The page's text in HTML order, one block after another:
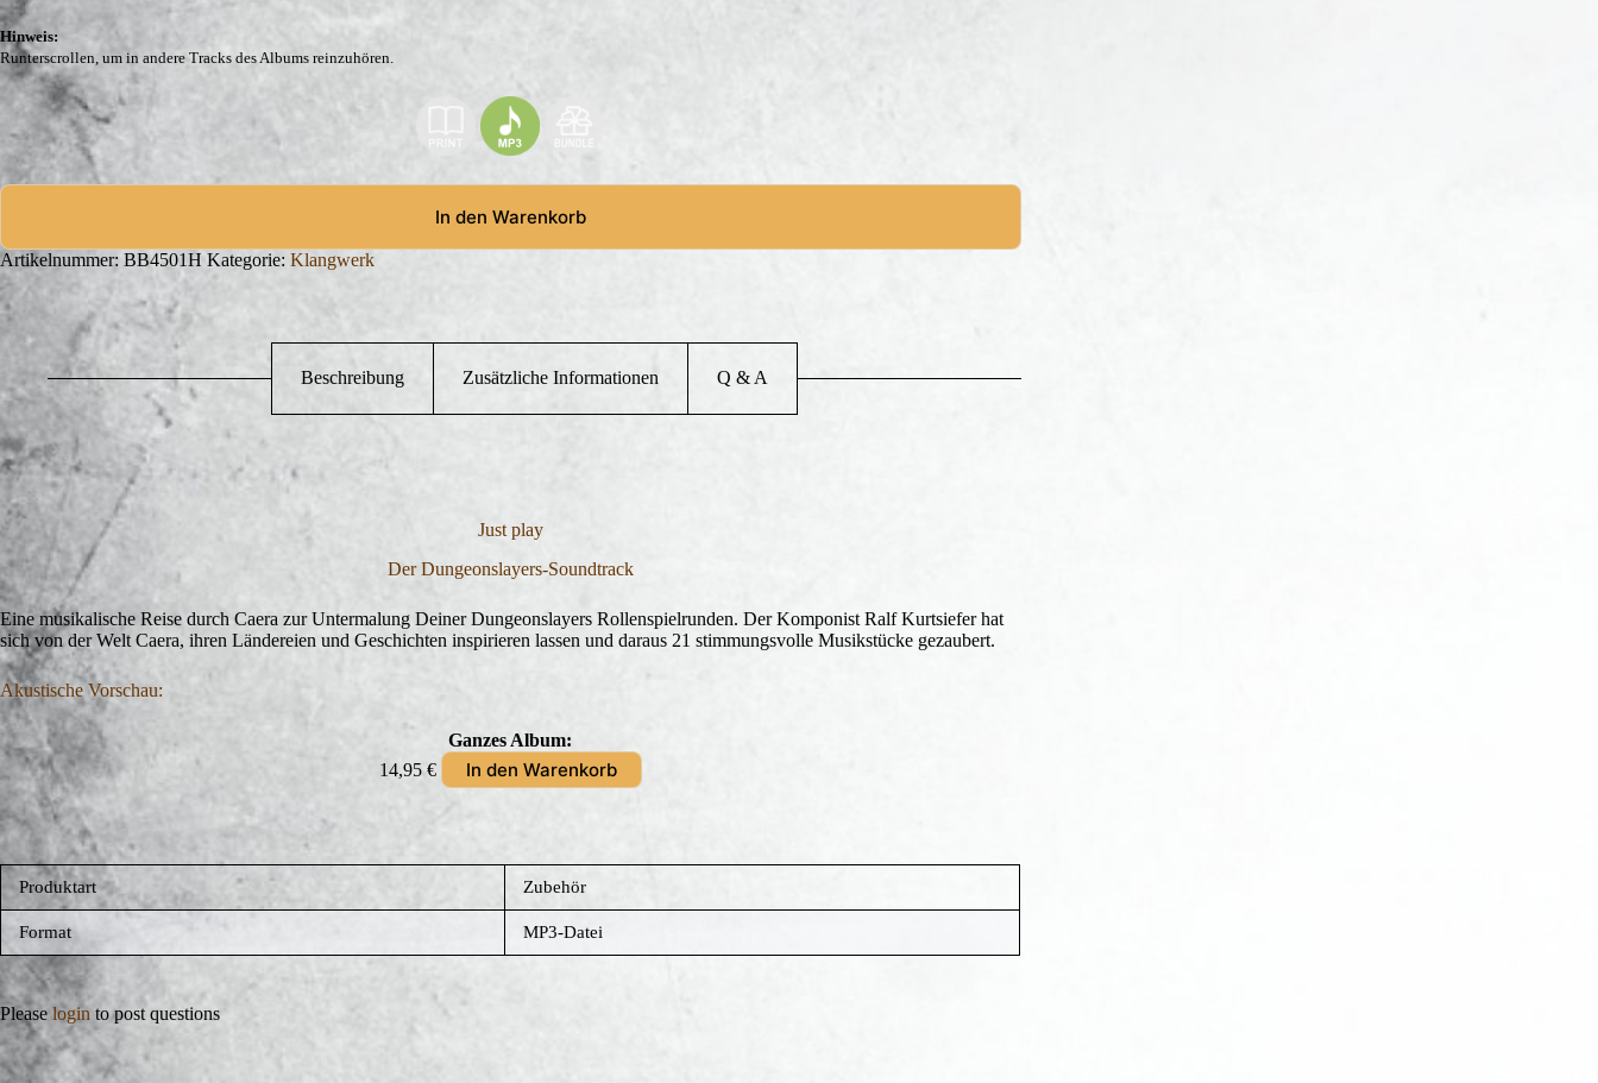
Hinweis:
Runterscrollen, um in andere Tracks des Albums reinzuhören.
In den Warenkorb
Artikelnummer: BB4501H Kategorie: Klangwerk
Beschreibung Zusätzliche Informationen Q & A
Just play
Der Dungeonslayers-Soundtrack
Eine musikalische Reise durch Caera zur Untermalung Deiner Dungeonslayers Rollenspielrunden. Der Komponist Ralf Kurtsiefer hat
sich von der Welt Caera, ihren Ländereien und Geschichten inspirieren lassen und daraus 21 stimmungsvolle Musikstücke gezaubert.
Akustische Vorschau:
Ganzes Album:
14,95 € In den Warenkorb
Produktart Zubehör
Format MP3-Datei
Please login to post questions